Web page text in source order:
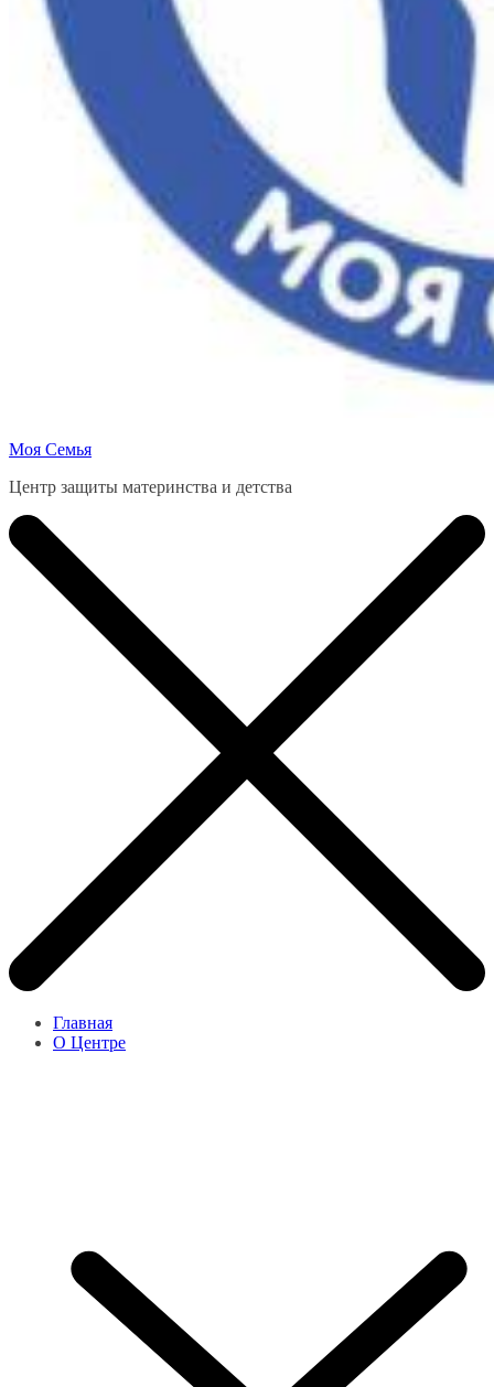
Моя Семья
Центр защиты материнства и детства
Главная
О Центре